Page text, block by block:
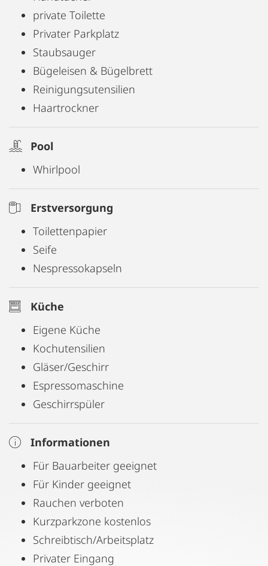
mit den wichtigsten Utensilien (Kaffeekapseln,
Geschirrspültabs, Waschmittelpods, WC-Papier,
Küchentücher- und schwämme, etc.) für die ersten
Tage.
private Toilette
Privater Parkplatz
Staubsauger
Bügeleisen & Bügelbrett
Reinigungsutensilien
Haartrockner
Pool
Whirlpool
Erstversorgung
Toilettenpapier
Seife
Nespressokapseln
Küche
Eigene Küche
Kochutensilien
Gläser/Geschirr
Espressomaschine
Geschirrspüler
Informationen
Für Bauarbeiter geeignet
Für Kinder geeignet
Rauchen verboten
Kurzparkzone kostenlos
Schreibtisch/Arbeitsplatz
Privater Eingang